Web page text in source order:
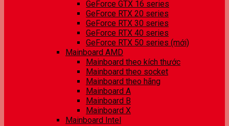
GeForce GTX 16 series
GeForce RTX 20 series
GeForce RTX 30 series
GeForce RTX 40 series
GeForce RTX 50 series (mới)
Mainboard AMD
Mainboard theo kích thước
Mainboard theo socket
Mainboard theo hãng
Mainboard A
Mainboard B
Mainboard X
Mainboard Intel